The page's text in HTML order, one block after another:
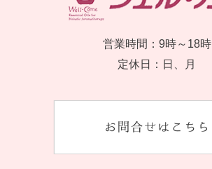
営業時間：9時～18時
定休日：日、月